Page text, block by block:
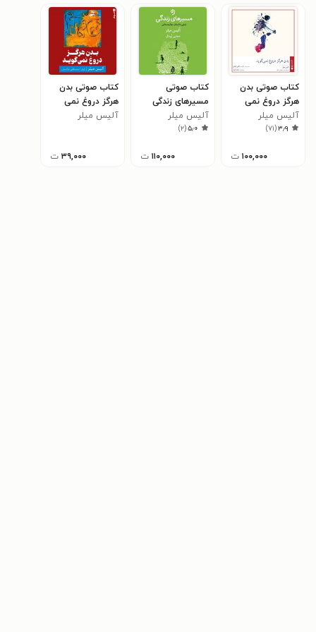
کتاب صوتی بدن
هرگز دروغ نمی
گوید
آلیس میلر
۳٫۹(۷۱)
۱۰۰,۰۰۰ ت
کتاب صوتی
مسیرهای زندگی
آلیس میلر
۵٫۰(۲)
۱۱۰,۰۰۰ ت
کتاب صوتی بدن
هرگز دروغ نمی‌
گوید (خلاصه کتاب)
آلیس میلر
۳۹,۰۰۰ ت